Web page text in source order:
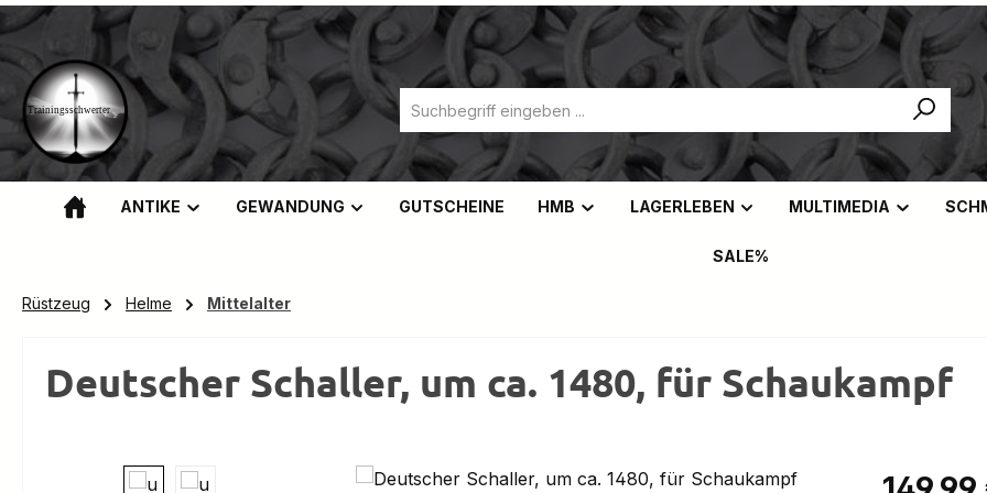
Hauptinhalt springen
Zur Suche springen
Zur Hauptnavigation springen
ANTIKE GEWANDUNG GUTSCHEINE HMB LAGERLEBEN MULTIMEDIA
SALE%
Rüstzeug Helme Mittelalter
Deutscher Schaller, um ca. 1480, für Schaukampf
Bildergalerie überspringen Regulärer